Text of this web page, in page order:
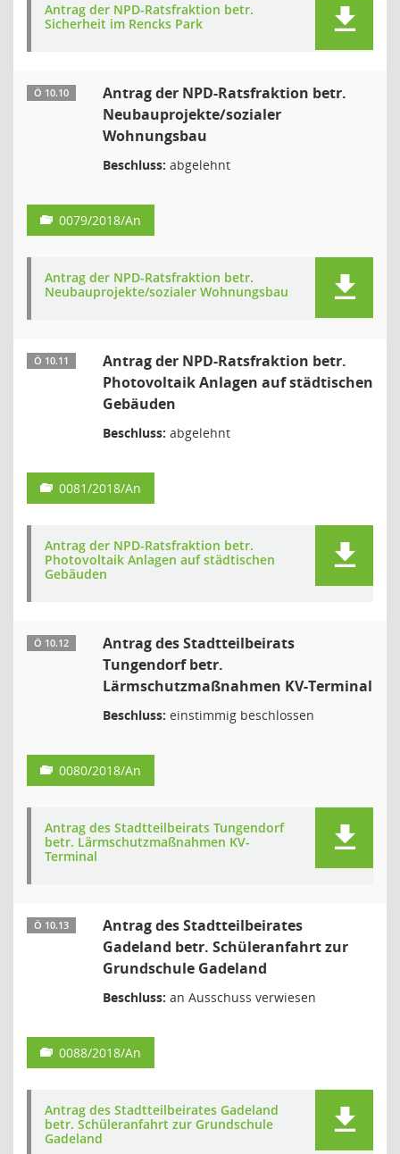
Antrag der NPD-Ratsfraktion betr.
Sicherheit im Rencks Park
Ö 10.10
Antrag der NPD-Ratsfraktion betr.
Neubauprojekte/sozialer
Wohnungsbau
Beschluss: abgelehnt
0079/2018/An
Antrag der NPD-Ratsfraktion betr.
Neubauprojekte/sozialer Wohnungsbau
Ö 10.11
Antrag der NPD-Ratsfraktion betr.
Photovoltaik Anlagen auf städtischen
Gebäuden
Beschluss: abgelehnt
0081/2018/An
Antrag der NPD-Ratsfraktion betr.
Photovoltaik Anlagen auf städtischen
Gebäuden
Ö 10.12
Antrag des Stadtteilbeirats
Tungendorf betr.
Lärmschutzmaßnahmen KV-Terminal
Beschluss: einstimmig beschlossen
0080/2018/An
Antrag des Stadtteilbeirats Tungendorf
betr. Lärmschutzmaßnahmen KV-
Terminal
Ö 10.13
Antrag des Stadtteilbeirates
Gadeland betr. Schüleranfahrt zur
Grundschule Gadeland
Beschluss: an Ausschuss verwiesen
0088/2018/An
Antrag des Stadtteilbeirates Gadeland
betr. Schüleranfahrt zur Grundschule
Gadeland